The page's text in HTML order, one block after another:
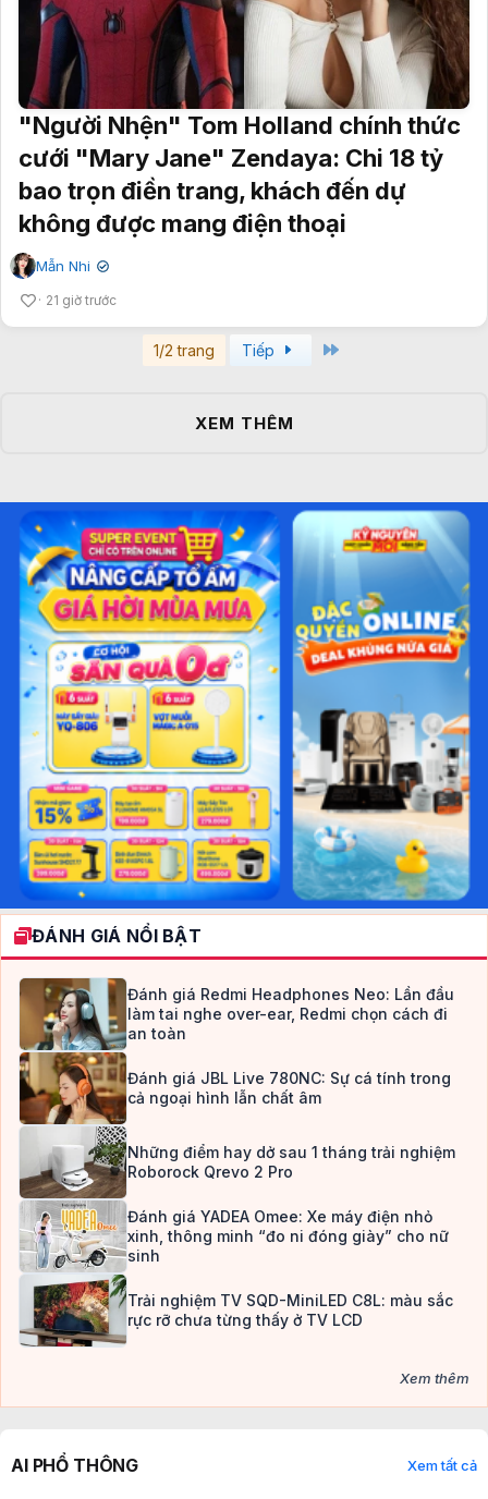
"Người Nhện" Tom Holland chính thức
cưới "Mary Jane" Zendaya: Chi 18 tỷ
bao trọn điền trang, khách đến dự
không được mang điện thoại
Mẫn Nhi ✔
21 giờ trước
1/2 trang Tiếp
XEM THÊM
ĐÁNH GIÁ NỔI BẬT
Đánh giá Redmi Headphones Neo: Lần đầu
làm tai nghe over-ear, Redmi chọn cách đi
an toàn
Đánh giá JBL Live 780NC: Sự cá tính trong
cả ngoại hình lẫn chất âm
Những điểm hay dở sau 1 tháng trải nghiệm
Roborock Qrevo 2 Pro
Đánh giá YADEA Omee: Xe máy điện nhỏ
xinh, thông minh “đo ni đóng giày” cho nữ
sinh
Trải nghiệm TV SQD-MiniLED C8L: màu sắc
rực rỡ chưa từng thấy ở TV LCD
Xem thêm
AI PHỔ THÔNG Xem tất cả